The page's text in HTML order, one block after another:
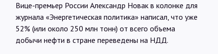
@Infotek_Russia
Вице-премьер России Александр Новак в колонке для
журнала «Энергетическая политика» написал, что уже
52% (или около 250 млн тонн) от всего объема
добычи нефти в стране переведены на НДД.